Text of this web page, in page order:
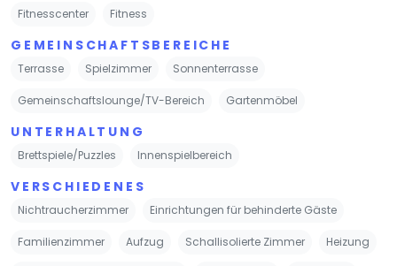
Fitnesscenter Fitness
GEMEINSCHAFTSBEREICHE
Terrasse Spielzimmer Sonnenterrasse
Gemeinschaftslounge/TV-Bereich Gartenmöbel
UNTERHALTUNG
Brettspiele/Puzzles Innenspielbereich
VERSCHIEDENES
Nichtraucherzimmer Einrichtungen für behinderte Gäste
Familienzimmer Aufzug Schallisolierte Zimmer Heizung